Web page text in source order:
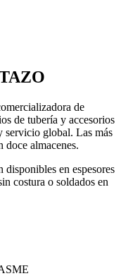
de
de tubería y accesorios
servicio global. Las más
doce almacenes.
disponibles en espesores
costura o soldados en